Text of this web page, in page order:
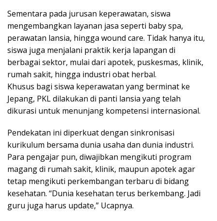
Sementara pada jurusan keperawatan, siswa
mengembangkan layanan jasa seperti baby spa,
perawatan lansia, hingga wound care. Tidak hanya itu,
siswa juga menjalani praktik kerja lapangan di
berbagai sektor, mulai dari apotek, puskesmas, klinik,
rumah sakit, hingga industri obat herbal.
Khusus bagi siswa keperawatan yang berminat ke
Jepang, PKL dilakukan di panti lansia yang telah
dikurasi untuk menunjang kompetensi internasional.
Pendekatan ini diperkuat dengan sinkronisasi
kurikulum bersama dunia usaha dan dunia industri.
Para pengajar pun, diwajibkan mengikuti program
magang di rumah sakit, klinik, maupun apotek agar
tetap mengikuti perkembangan terbaru di bidang
kesehatan. “Dunia kesehatan terus berkembang. Jadi
guru juga harus update,” Ucapnya.